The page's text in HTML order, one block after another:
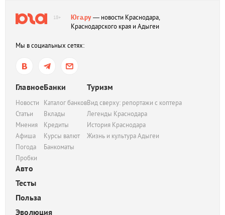
18+ Юга.ру— новости Краснодара,
Краснодарского края и Адыгеи
Мы в социальных сетях:
Главное
Новости
Статьи
Мнения
Афиша
Погода
Пробки
Банки
Каталог банков
Вклады
Кредиты
Курсы валют
Банкоматы
Туризм
Вид сверху: репортажи с коптера
Легенды Краснодара
История Краснодара
Жизнь и культура Адыгеи
Авто
Тесты
Польза
Эволюция